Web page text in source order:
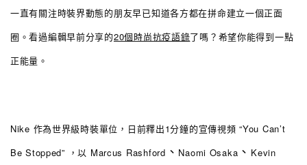
一直有關注時裝界動態的朋友早已知道各方都在拼命建立一個正面
圈。看過編輯早前分享的20個時尚抗疫語錄了嗎？希望你能得到一點
正能量。
Nike 作為世界級時裝單位，日前釋出1分鐘的宣傳視頻 “You Can’t
Be Stopped” ，以 Marcus Rashford 、 Naomi Osaka 、 Kevin